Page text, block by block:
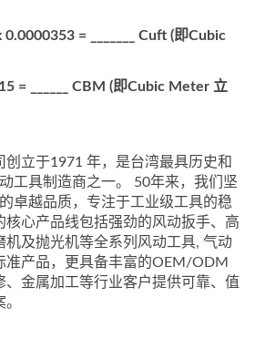
= _______ Cuft (即Cubic
= ______ CBM (即Cubic Meter 立
创立于1971 年，是台湾最具历史和
工具制造商之一。 50年来，我们坚
卓越品质，专注于工业级工具的稳
核心产品线包括强劲的风动扳手、高
机及抛光机等全系列风动工具, 气动
准产品，更具备丰富的OEM/ODM
、金属加工等行业客户提供可靠、值